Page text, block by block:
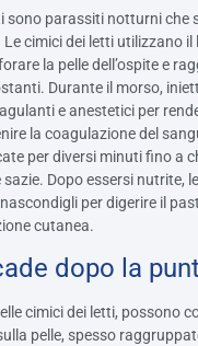
sono parassiti notturni che
cimici dei letti utilizzano
la pelle dell’ospite e
Durante il morso,
e anestetici per
la coagulazione del
per diversi minuti fino a
Dopo essersi nutrite,
per digerire il
cutanea.
dopo la
cimici dei letti, possono
pelle, spesso